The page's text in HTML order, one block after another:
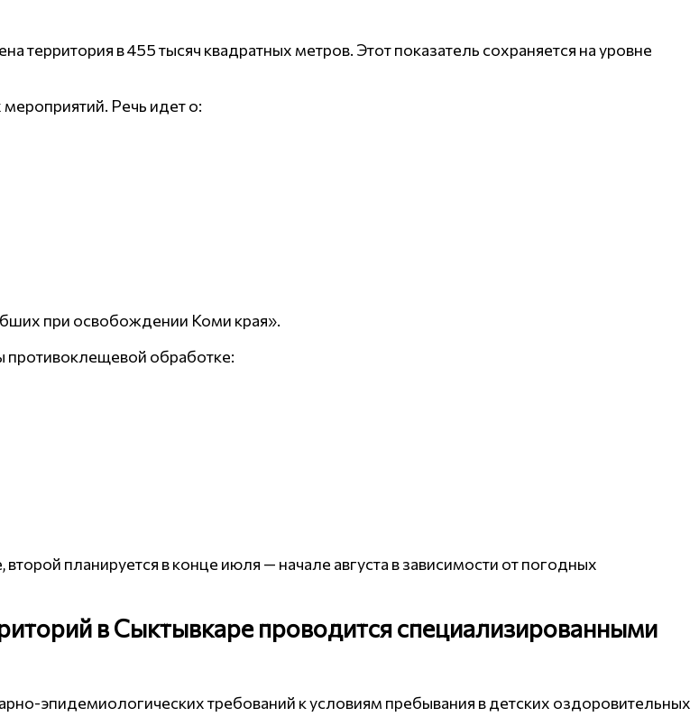
территория в 455 тысяч квадратных метров. Этот показатель сохраняется на уровне
Речь идет о:
при освобождении Коми края».
противоклещевой обработке:
планируется в конце июля — начале августа в зависимости от погодных
в Сыктывкаре проводится специализированными
эпидемиологических требований к условиям пребывания в детских оздоровительных